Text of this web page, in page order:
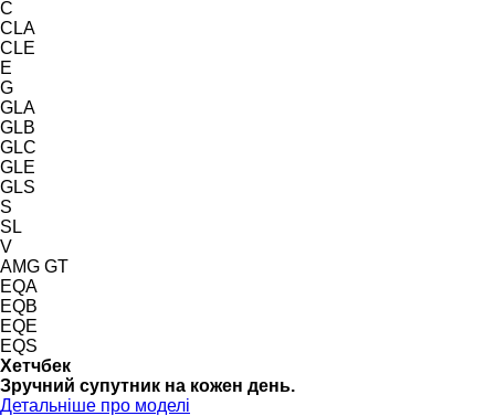
C
CLA
CLE
E
G
GLA
GLB
GLC
GLE
GLS
S
SL
V
AMG GT
EQA
EQB
EQE
EQS
Хетчбек
Зручний супутник на кожен день.
Детальніше про моделі